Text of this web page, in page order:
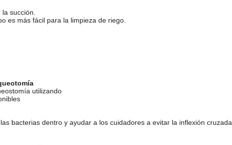
succión.
es más fácil para la limpieza de riego.
utilizando
bacterias dentro y ayudar a los cuidadores a evitar la inflexión cruzada.